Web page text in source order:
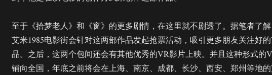
至于《拾梦老人》和《窗》的更多剧情，在这里就不剧透了。据笔者了
艾米1985电影街会针对这两部作品发起抢票活动，吸引更多朋友关注好
品。之后，这两个包间还会有其他优秀的VR影片上映。并且这种形式的
铺向全国，年底之前将会在上海、南京、成都、长沙、西安、郑州等地